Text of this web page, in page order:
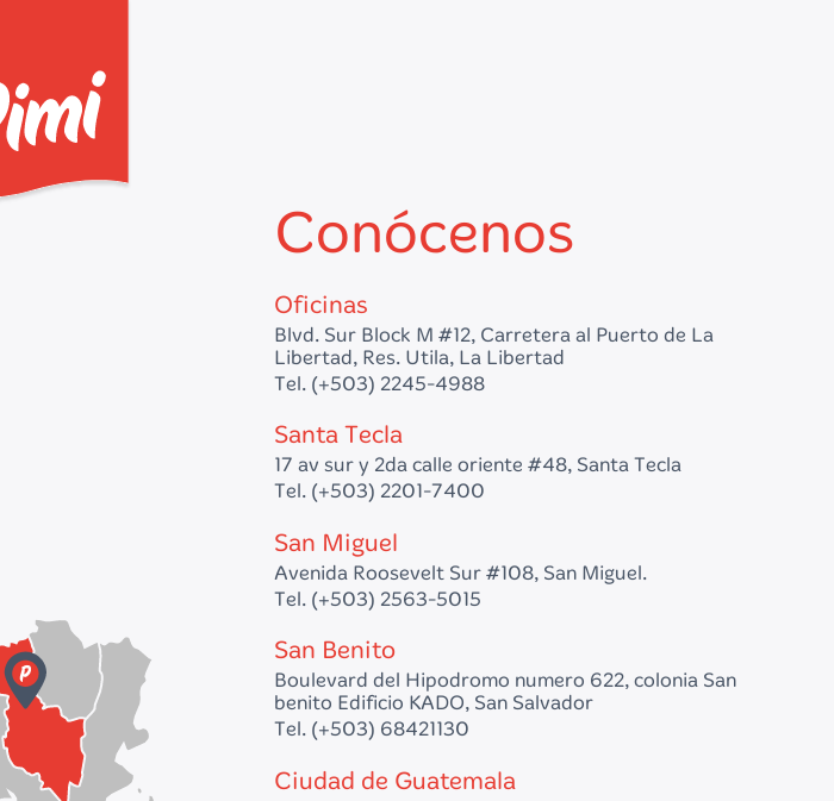
Conócenos
Oficinas
Blvd. Sur Block M #12, Carretera al Puerto de La
Libertad, Res. Utila, La Libertad
Tel. (+503) 2245-4988
Santa Tecla
17 av sur y 2da calle oriente #48, Santa Tecla
Tel. (+503) 2201-7400
San Miguel
Avenida Roosevelt Sur #108, San Miguel.
Tel. (+503) 2563-5015
San Benito
Boulevard del Hipodromo numero 622, colonia San
benito Edificio KADO, San Salvador
Tel. (+503) 68421130
Ciudad de Guatemala